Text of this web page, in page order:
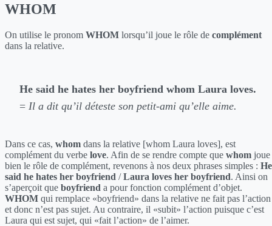
WHOM
On utilise le pronom WHOM lorsqu’il joue le rôle de complément
dans la relative.
He said he hates her boyfriend whom Laura loves.
= Il a dit qu’il déteste son petit-ami qu’elle aime.
Dans ce cas, whom dans la relative [whom Laura loves], est
complément du verbe love. Afin de se rendre compte que whom joue
bien le rôle de complément, revenons à nos deux phrases simples : He
said he hates her boyfriend /Laura loves her boyfriend. Ainsi on
s’aperçoit que boyfriend a pour fonction complément d’objet.
WHOM qui remplace «boyfriend» dans la relative ne fait pas l’action
et donc n’est pas sujet. Au contraire, il «subit» l’action puisque c’est
Laura qui est sujet, qui «fait l’action» de l’aimer.